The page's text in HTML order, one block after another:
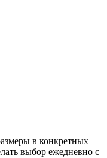
в конкретных
выбор ежедневно с